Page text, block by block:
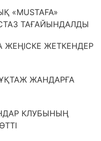
ТАҒАЙЫНДАЛДЫ
ЖЕҢІСКЕ ЖЕТКЕНДЕР
ЖАНДАРҒА
КЛУБЫНЫҢ